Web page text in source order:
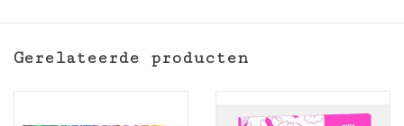
Gerelateerde producten